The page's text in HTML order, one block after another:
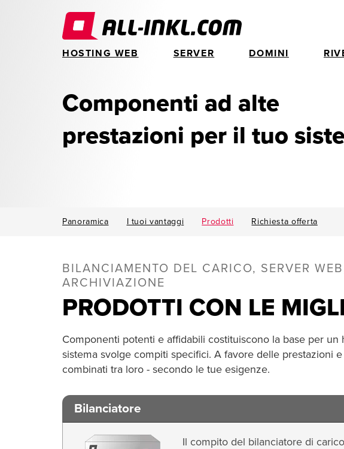
HOSTING WEB SERVER DOMINI
Componenti ad alte
prestazioni per il tuo
Panoramica I tuoi vantaggi Prodotti Richiesta offerta
BILANCIAMENTO DEL CARICO, SERVER
ARCHIVIAZIONE
PRODOTTI CON LE
Componenti potenti e affidabili costituiscono la base per
sistema svolge compiti specifici. A favore delle prestazioni
combinati tra loro - secondo le tue esigenze.
Bilanciatore
Il compito del bilanciatore di